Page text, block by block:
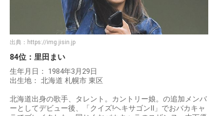
出典： https://img.jisin.jp
84位：里田まい
生年月日： 1984年3月29日
出生地： 北海道 札幌市 東区
北海道出身の歌手、タレント。カントリー娘。の追加メンバ
ーとしてデビュー後、「クイズ!ヘキサゴンII」でおバカキャ